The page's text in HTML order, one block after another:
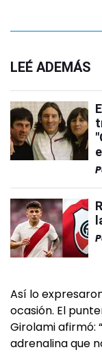
LEÉ ADEMÁS
Así lo
ocasión. El
Girolami afirmó:
adrenalina que